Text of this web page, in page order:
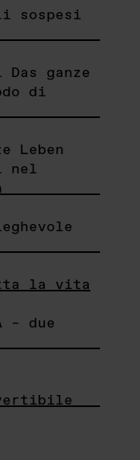
sospesi
ganze
di
Leben
nel
la vita
– due